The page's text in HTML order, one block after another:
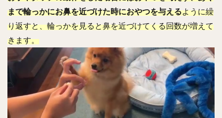
まで輪っかにお鼻を近づけた時におやつを与えるように繰
り返すと、輪っかを見ると鼻を近づけてくる回数が増えて
きます。